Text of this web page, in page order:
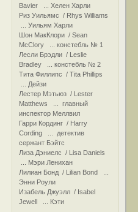
Bavier ... Хелен Харли
Риз Уильямс / Rhys Williams
... Уильям Харли
Шон МакКлори / Sean
McClory ... констебль № 1
Лесли Брэдли / Leslie
Bradley ... констебль № 2
Тита Филлипс / Tita Phillips
... Дейзи
Лестер Мэтьюз / Lester
Matthews ... главный
инспектор Меллвил
Гарри Кординг / Harry
Cording ... детектив
сержант Бэйтс
Лиза Дэниелс / Lisa Daniels
... Мэри Ленихан
Лилиан Бонд / Lilian Bond ...
Энни Роули
Изабель Джуэлл / Isabel
Jewell ... Кэти